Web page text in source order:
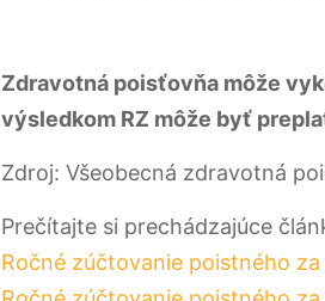
Zdravotná poisťovňa môže
výsledkom RZ môže byť
Zdroj: Všeobecná zdravotná
Prečítajte si prechádzajúce
Ročné zúčtovanie poistného